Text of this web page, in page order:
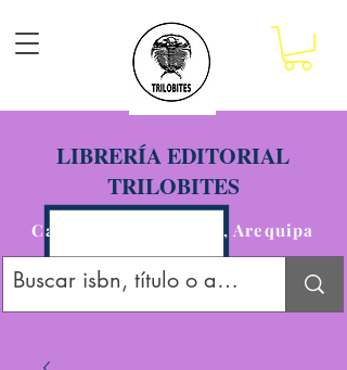
LIBRERÍA EDITORIAL
TRILOBITES
Calle San Agustín 201, Arequipa